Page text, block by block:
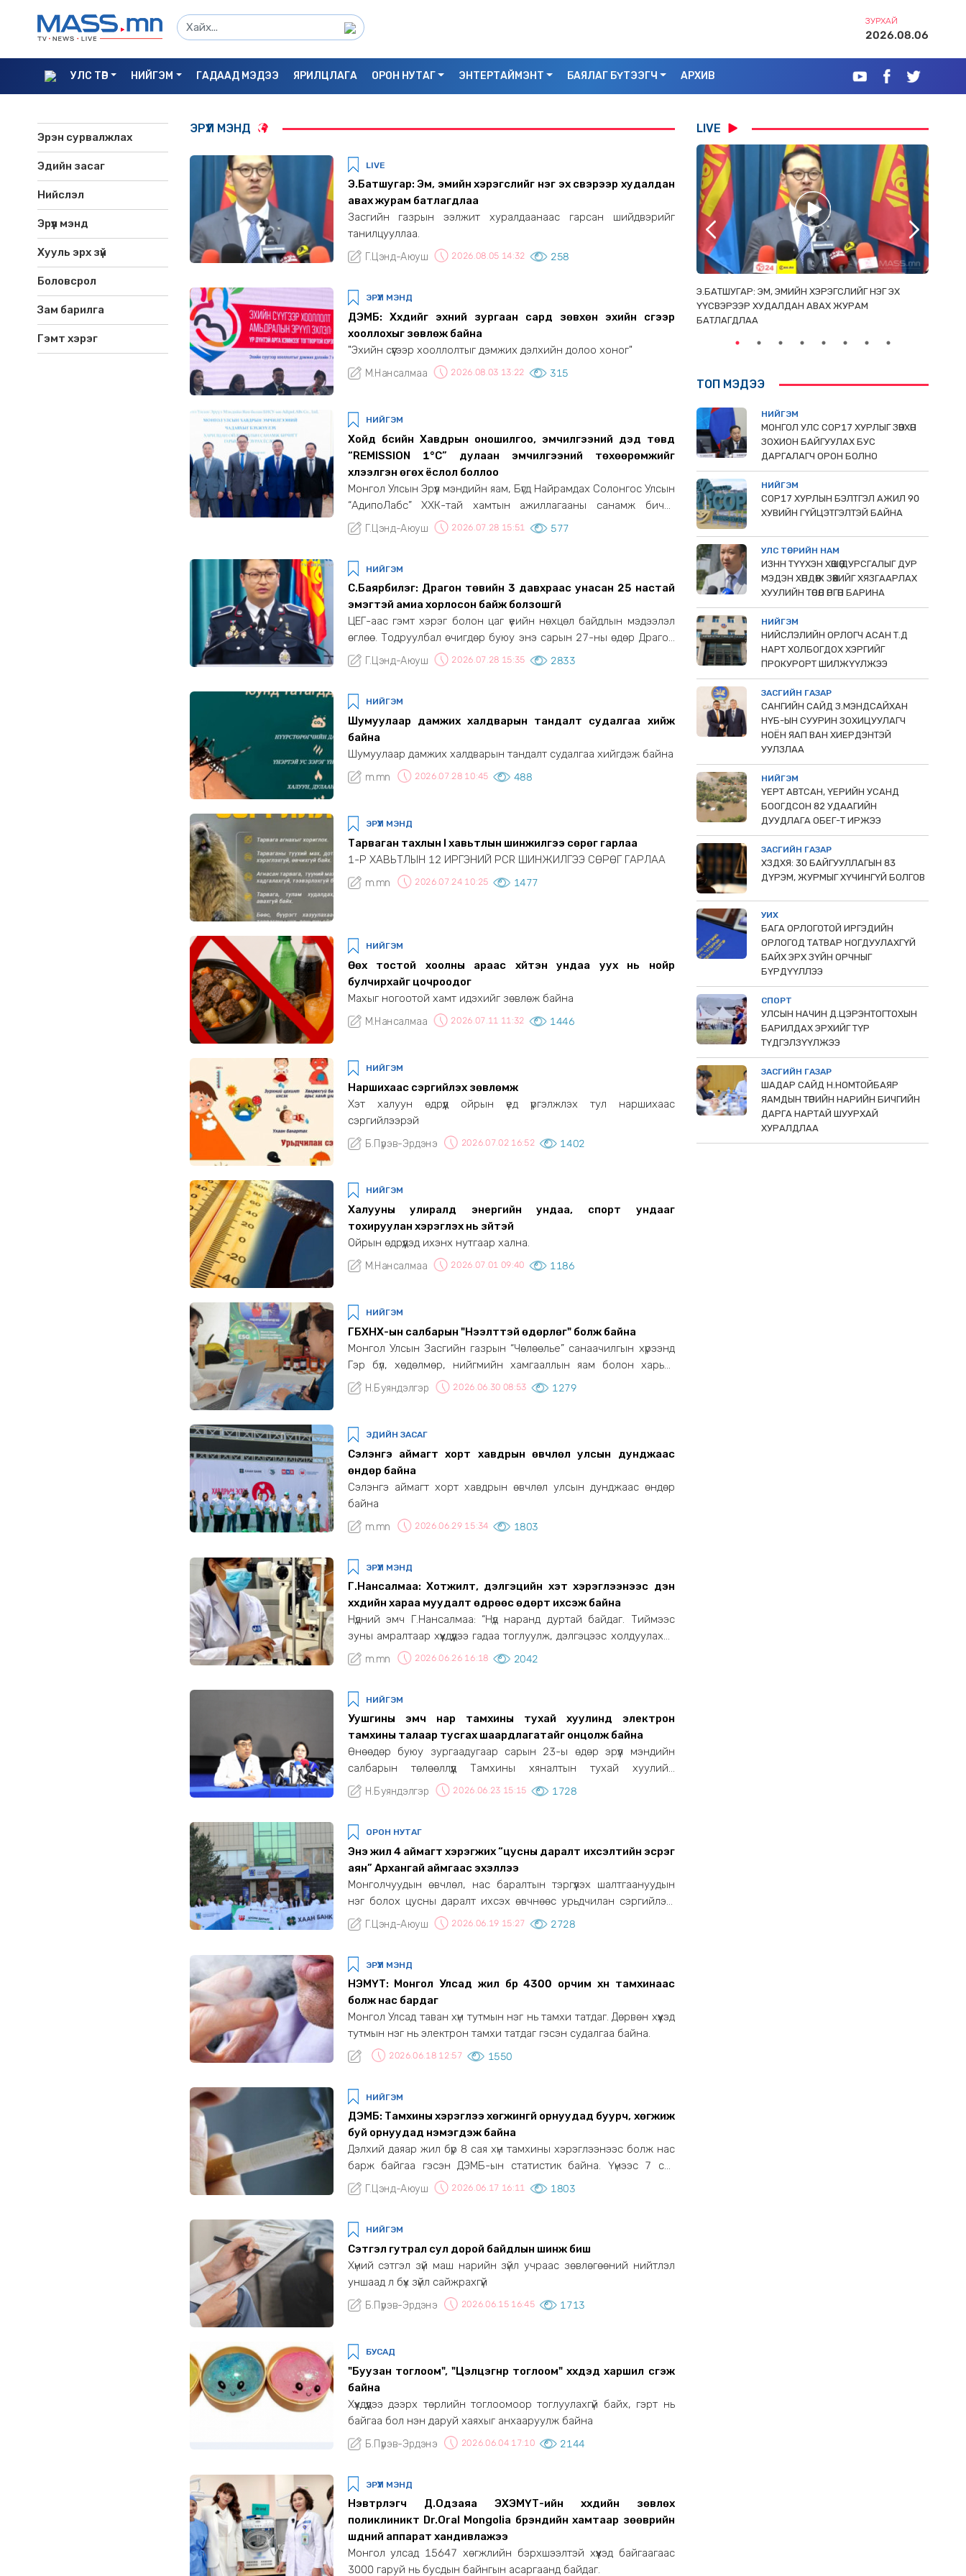
ЗУРХАЙ
2026.08.06
УЛС ТӨР НИЙГЭМ ГАДААД МЭДЭЭ ЯРИЛЦЛАГА ОРОН НУТАГ ЭНТЕРТАЙМЭНТ БАЯЛАГ БҮТЭЭГЧ АРХИВ
Эрэн сурвалжлах
Эдийн засаг
Нийслэл
Эрүүл мэнд
Хууль эрх зүй
Боловсрол
Зам барилга
Гэмт хэрэг
ЭРҮҮЛ МЭНД
LIVE
Э.Батшугар: Эм, эмийн хэрэгслийг нэг эх үүсвэрээр худалдан
авах журам батлагдлаа
Засгийн газрын ээлжит хуралдаанаас гарсан шийдвэрийг
танилцууллаа.
Г.Цэнд-Аюуш 2026.08.05 14:32 258
ЭРҮҮЛ МЭНД
ДЭМБ: Хүүхдийг эхний зургаан сард зөвхөн эхийн сүүгээр
хооллохыг зөвлөж байна
"Эхийн сүүгээр хооллолтыг дэмжих дэлхийн долоо хоног"
М.Нансалмаа 2026.08.03 13:22 315
НИЙГЭМ
Хойд бүсийн Хавдрын оношилгоо, эмчилгээний дэд төвд
“REMISSION 1°C” дулаан эмчилгээний төхөөрөмжийг
хүлээлгэн өгөх ёслол боллоо
Монгол Улсын Эрүүл мэндийн яам, Бүгд Найрамдах Солонгос Улсын
“АдипоЛабс” ХХК-тай хамтын ажиллагааны санамж бичиг
байгуулж, Эрдэнэт хотын Хойд бүсийн Хавдрын оношилгоо,
эмчилгээний дэд төвд “REMISSION 1°C” дулаан эмчилгээний
Г.Цэнд-Аюуш 2026.07.28 15:51 577
НИЙГЭМ
С.Баярбилэг: Драгон төвийн 3 давхраас унасан 25 настай
эмэгтэй амиа хорлосон байж болзошгүй
ЦЕГ-аас гэмт хэрэг болон цаг үеийн нөхцөл байдлын мэдээлэл
өглөө. Тодруулбал өчигдөр буюу энэ сарын 27-ны өдөр Драгон
төвийн 3 давхраас 25 настай эмэгтэй унаж амиа алдсан
харамсалтай хэрэг гарсан. Мөн Сэлэнгэ аймгийн Ерөө сумын
Г.Цэнд-Аюуш 2026.07.28 15:35 2833
НИЙГЭМ
Шумуулаар дамжих халдварын тандалт судалгаа хийж
байна
Шумуулаар дамжих халдварын тандалт судалгаа хийгдэж байна
m.mn 2026.07.28 10:45 488
ЭРҮҮЛ МЭНД
Тарваган тахлын I хавьтлын шинжилгээ сөрөг гарлаа
1-Р ХАВЬТЛЫН 12 ИРГЭНИЙ PCR ШИНЖИЛГЭЭ СӨРӨГ ГАРЛАА
m.mn 2026.07.24 10:25 1477
НИЙГЭМ
Өөх тостой хоолны араас хүйтэн ундаа уух нь нойр
булчирхайг цочроодог
Махыг ногоотой хамт идэхийг зөвлөж байна
М.Нансалмаа 2026.07.11 11:32 1446
НИЙГЭМ
Наршихаас сэргийлэх зөвлөмж
Хэт халуун өдрүүд ойрын үед үргэлжлэх тул наршихаас
сэргийлээрэй
Б.Пүрэв-Эрдэнэ 2026.07.02 16:52 1402
НИЙГЭМ
Халууны улиралд энергийн ундаа, спорт ундааг
тохируулан хэрэглэх нь зүйтэй
Ойрын өдрүүдэд ихэнх нутгаар хална.
М.Нансалмаа 2026.07.01 09:40 1186
НИЙГЭМ
ГБХНХ-ын салбарын "Нээлттэй өдөрлөг" болж байна
Монгол Улсын Засгийн газрын “Чөлөөлье” санаачилгын хүрээнд
Гэр бүл, хөдөлмөр, нийгмийн хамгааллын яам болон харьяа
агентлагуудын нэгдсэн “Нээлттэй өдөрлөг” болж байна.
Н.Буяндэлгэр 2026.06.30 08:53 1279
ЭДИЙН ЗАСАГ
Сэлэнгэ аймагт хорт хавдрын өвчлөл улсын дунджаас
өндөр байна
Сэлэнгэ аймагт хорт хавдрын өвчлөл улсын дунджаас өндөр
байна
m.mn 2026.06.29 15:34 1803
ЭРҮҮЛ МЭНД
Г.Нансалмаа: Хотжилт, дэлгэцийн хэт хэрэглээнээс үүдэн
хүүхдийн хараа муудалт өдрөөс өдөрт ихсэж байна
Нүдний эмч Г.Нансалмаа: “Нүд наранд дуртай байдаг. Тиймээс
зуны амралтаар хүүхдүүдээ гадаа тоглуулж, дэлгэцээс холдуулахыг
зөвлөж байна”
m.mn 2026.06.26 16:18 2042
НИЙГЭМ
Уушгины эмч нар тамхины тухай хуулинд электрон
тамхины талаар тусгах шаардлагатайг онцолж байна
Өнөөдөр буюу зургаадугаар сарын 23-ы өдөр эрүүл мэндийн
салбарын төлөөллүүд Тамхины хяналтын тухай хуулийн
өөрчлөлттэй холбогдуулан мэдээлэл хийлээ
Н.Буяндэлгэр 2026.06.23 15:15 1728
ОРОН НУТАГ
Энэ жил 4 аймагт хэрэгжих “цусны даралт ихсэлтийн эсрэг
аян” Архангай аймгаас эхэллээ
Монголчуудын өвчлөл, нас баралтын тэргүүлэх шалтгаануудын
нэг болох цусны даралт ихсэх өвчнөөс урьдчилан сэргийлэх,
иргэдийг үзлэг, оношилгоонд хамруулах, эрүүл мэндийн
боловсрол, мэдлэг мэдээлэл олгох зорилгоор жил бүр уламжлал
өнөөдөр Архангай аймгийн төв Цэцэрлэг хотноо нээлтээ
хийлээ.
Г.Цэнд-Аюуш 2026.06.19 15:27 2728
ЭРҮҮЛ МЭНД
НЭМҮТ: Монгол Улсад жил бүр 4300 орчим xүн тамxинаас
болж нас бардаг
Монгол Улсад таван xүн тутмын нэг нь тамxи татдаг. Дөрвөн xүүxэд
тутмын нэг нь электрон тамxи татдаг гэсэн судалгаа байна.
2026.06.18 12:57 1550
НИЙГЭМ
ДЭМБ: Тамхины хэрэглээ хөгжингүй орнуудад буурч, хөгжиж
буй орнуудад нэмэгдэж байна
Дэлхий даяар жил бүр 8 сая хүн тамхины хэрэглээнээс болж нас
барж байгаа гэсэн ДЭМБ-ын статистик байна. Үүнээс 7 сая
орчим нь шууд тамхидалтаас, 1.3 сая нь дам тамхидалтын
улмаас нас бардаг байна.
Г.Цэнд-Аюуш 2026.06.17 16:11 1803
НИЙГЭМ
Сэтгэл гутрал сул дорой байдлын шинж биш
Хүний сэтгэл зүй маш нарийн зүйл учраас зөвлөгөөний нийтлэл
уншаад л бүх зүйл сайжрахгүй
Б.Пүрэв-Эрдэнэ 2026.06.15 16:45 1713
БУСАД
"Буузан тоглоом", "Цэлцэгнүүр тоглоом" хүүхдэд харшил үүсгэж
байна
Хүүхдүүдээ дээрх төрлийн тоглоомоор тоглуулахгүй байх, гэрт нь
байгаа бол нэн даруй хаяхыг анхааруулж байна
Б.Пүрэв-Эрдэнэ 2026.06.04 17:10 2144
ЭРҮҮЛ МЭНД
Нэвтрүүлэгч Д.Одзаяа ЭХЭМҮТ-ийн хүүхдийн зөвлөх
поликлиникт Dr.Oral Mongolia брэндийн хамтаар зөөврийн
шүдний аппарат хандивлажээ
Монгол улсад 15647 хөгжлийн бэрхшээлтэй хүүхэд байгаагаас
3000 гаруй нь бусдын байнгын асаргаанд байдаг.
LIVE
БАЙЖ БОЛЗОШГҮЙ
Э.БАТШУГАР: ЭМ, ЭМИЙН ХЭРЭГСЛИЙГ НЭГ ЭХ
ҮҮСВЭРЭЭР ХУДАЛДАН АВАХ ЖУРАМ
БАТЛАГДЛАА
ТОП МЭДЭЭ
НИЙГЭМ
МОНГОЛ УЛС СОР17 ХУРЛЫГ ЗӨВХӨН
ЗОХИОН БАЙГУУЛАХ БУС
ДАРГАЛАГЧ ОРОН БОЛНО
НИЙГЭМ
COP17 ХУРЛЫН БЭЛТГЭЛ АЖИЛ 90
ХУВИЙН ГҮЙЦЭТГЭЛТЭЙ БАЙНА
УЛС ТӨРИЙН НАМ
ИЗНН ТҮҮХЭН ХӨШӨӨ ДУРСГАЛЫГ ДУР
МЭДЭН ХӨНДӨЖ ЗӨӨХИЙГ ХЯЗГААРЛАХ
ХУУЛИЙН ТӨСӨЛ ӨРГӨН БАРИНА
НИЙГЭМ
НИЙСЛЭЛИЙН ОРЛОГЧ АСАН Т.Д
НАРТ ХОЛБОГДОХ ХЭРГИЙГ
ПРОКУРОРТ ШИЛЖҮҮЛЖЭЭ
ЗАСГИЙН ГАЗАР
САНГИЙН САЙД З.МЭНДСАЙХАН
НҮБ-ЫН СУУРИН ЗОХИЦУУЛАГЧ
НОЁН ЯАП ВАН ХИЕРДЭНТЭЙ
УУЛЗЛАА
НИЙГЭМ
ҮЕРТ АВТСАН, ҮЕРИЙН УСАНД
БООГДСОН 82 УДААГИЙН
ДУУДЛАГА ОБЕГ-Т ИРЖЭЭ
ЗАСГИЙН ГАЗАР
ХЗДХЯ: 30 БАЙГУУЛЛАГЫН 83
ДҮРЭМ, ЖУРМЫГ ХҮЧИНГҮЙ БОЛГОВ
УИХ
БАГА ОРЛОГОТОЙ ИРГЭДИЙН
ОРЛОГОД ТАТВАР НОГДУУЛАХГҮЙ
БАЙХ ЭРХ ЗҮЙН ОРЧНЫГ
БҮРДҮҮЛЛЭЭ
СПОРТ
УЛСЫН НАЧИН Д.ЦЭРЭНТОГТОХЫН
БАРИЛДАХ ЭРХИЙГ ТҮР
ТҮДГЭЛЗҮҮЛЖЭЭ
ЗАСГИЙН ГАЗАР
ШАДАР САЙД Н.НОМТОЙБАЯР
ЯАМДЫН ТӨРИЙН НАРИЙН БИЧГИЙН
ДАРГА НАРТАЙ ШУУРХАЙ
ХУРАЛДЛАА